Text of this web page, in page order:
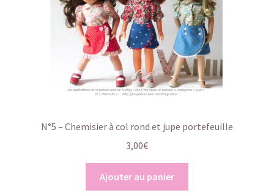
N°5 – Chemisier à col rond et jupe portefeuille
3,00€
Ajouter au panier